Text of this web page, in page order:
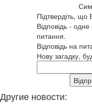
Підтвердіть,
Відповідь -
питання.
Відповідь на
Нову загадку,
Другие новости: